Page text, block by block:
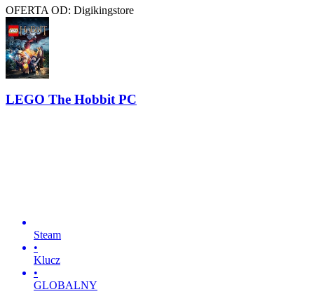
OFERTA OD: Digikingstore
LEGO The Hobbit PC
Steam
•
Klucz
•
GLOBALNY